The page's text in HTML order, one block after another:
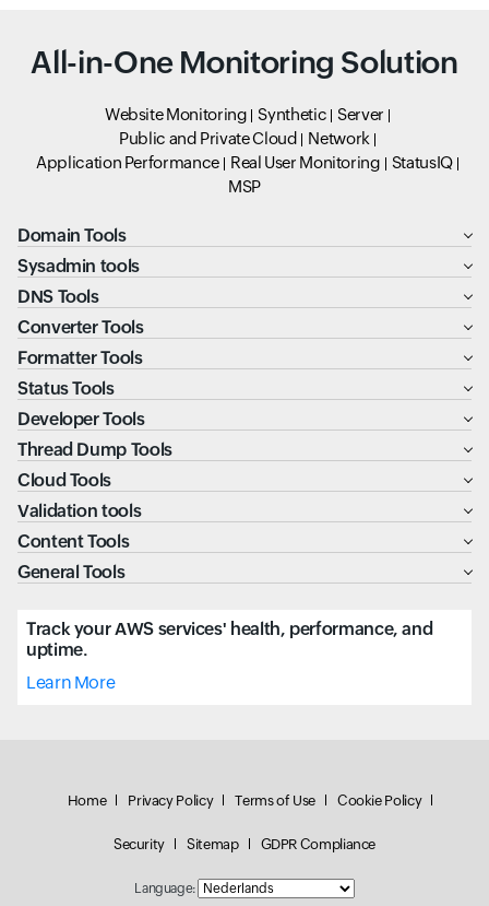
All-in-One Monitoring Solution
Website Monitoring Synthetic
Server
Public and Private Cloud
Network
Application Performance
Real User Monitoring
StatusIQ
MSP
Domain Tools
Sysadmin tools
DNS Tools
Converter Tools
Formatter Tools
Status Tools
Developer Tools
Thread Dump Tools
Cloud Tools
Validation tools
Content Tools
General Tools
Track your AWS services' health, performance, and
uptime.
Learn More
Home Privacy Policy Terms of Use Cookie Policy
Security Sitemap GDPR Compliance
Language: